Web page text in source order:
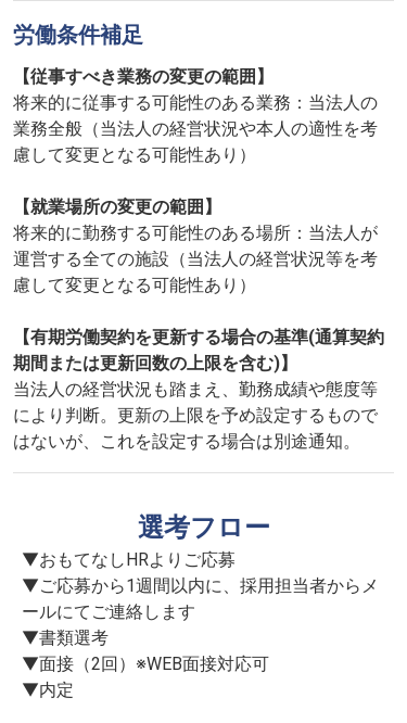
労働条件補足
【従事すべき業務の変更の範囲】
将来的に従事する可能性のある業務：当法人の
業務全般（当法人の経営状況や本人の適性を考
慮して変更となる可能性あり）
【就業場所の変更の範囲】
将来的に勤務する可能性のある場所：当法人が
運営する全ての施設（当法人の経営状況等を考
慮して変更となる可能性あり）
【有期労働契約を更新する場合の基準(通算契約
期間または更新回数の上限を含む)】
当法人の経営状況も踏まえ、勤務成績や態度等
により判断。更新の上限を予め設定するもので
はないが、これを設定する場合は別途通知。
選考フロー
▼おもてなしHRよりご応募
▼ご応募から1週間以内に、採用担当者からメ
ールにてご連絡します
▼書類選考
▼面接（2回）※WEB面接対応可
▼内定